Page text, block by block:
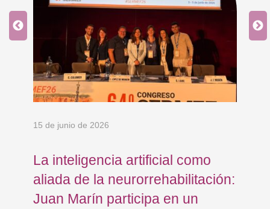
15 de junio de 2026
La inteligencia artificial como
aliada de la neurorrehabilitación:
Juan Marín participa en un